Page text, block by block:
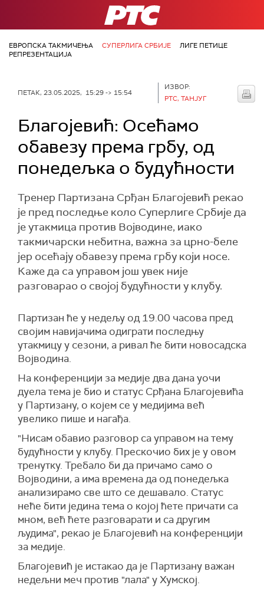
РТС
ЕВРОПСКА ТАКМИЧЕЊА СУПЕРЛИГА СРБИЈЕ
ЛИГЕ ПЕТИЦЕ
РЕПРЕЗЕНТАЦИЈА
ПЕТАК, 23.05.2025, 15:29 -> 15:54
ИЗВОР:
РТС, ТАНЈУГ
Благојевић: Осећамо
обавезу према грбу, од
понедељка о будућности
Тренер Партизана Срђан Благојевић рекао
је пред последње коло Суперлиге Србије да
je утакмица против Војводине, иако
такмичарски небитна, важна за црно-беле
јер осећају обавезу према грбу који носе.
Каже да са управом још увек није
разговарао о својој будућности у клубу.
Партизан ће у недељу од 19.00 часова пред
својим навијачима одиграти последњу
утакмицу у сезони, а ривал ће бити новосадска
Војводина.
На конференцији за медије два дана уочи
дуела тема је био и статус Срђана Благојевића
у Партизану, о којем се у медијима већ
увелико пише и нагађа.
"Нисам обавио разговор са управом на тему
будућности у клубу. Прескочио бих је у овом
тренутку. Требало би да причамо само о
Војводини, а има времена да од понедељка
анализирамо све што се дешавало. Статус
неће бити једина тема о којој ћете причати са
мном, већ ћете разговарати и са другим
људима", рекао је Благојевић на конференцији
за медије.
Благојевић је истакао да је Партизану важан
недељни меч против "лала" у Хумској.